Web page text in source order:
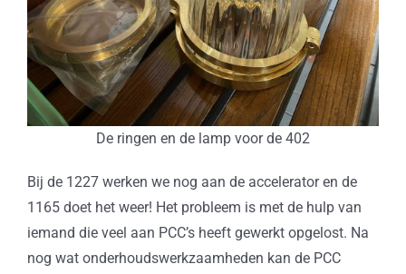
De ringen en de lamp voor de 402
Bij de 1227 werken we nog aan de accelerator en de
1165 doet het weer! Het probleem is met de hulp van
iemand die veel aan PCC’s heeft gewerkt opgelost. Na
nog wat onderhoudswerkzaamheden kan de PCC